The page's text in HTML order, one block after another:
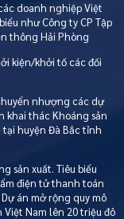
doanh nghiệp Việt
như Công ty CP Tập
thông Hải Phòng
kiện/khởi tố các đối
nhượng các dự
khai thác Khoáng sản
huyện Đà Bắc tỉnh
sản xuất. Tiêu biểu
điện tử thanh toán
Dự án mở rộng quy mô
Việt Nam lên 20 triệu đô